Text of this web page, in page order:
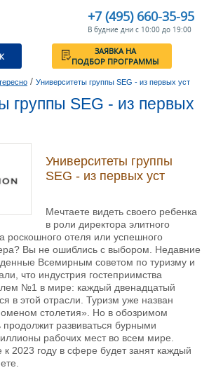
+7 (495) 660-35-95
В будние дни с 10:00 до 19:00
ЗАЯВКА НА
ПОДБОР ПРОГРАММЫ
/ Университеты группы SEG - из первых уст
группы SEG - из первых
Университеты группы
SEG - из первых уст
Мечтаете видеть своего ребенка
в роли директора элитного
роскошного отеля или успешного
Вы не ошиблись с выбором. Недавние
Всемирным советом по туризму и
что индустрия гостеприимства
№1 в мире: каждый двенадцатый
в этой отрасли. Туризм уже назван
столетия». Но в обозримом
развиваться бурными
рабочих мест во всем мире.
к 2023 году в сфере будет занят каждый